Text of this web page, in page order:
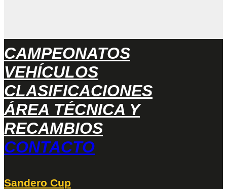
CAMPEONATOS
VEHÍCULOS
CLASIFICACIONES
ÁREA TÉCNICA Y
RECAMBIOS
CONTACTO
Sandero Cup